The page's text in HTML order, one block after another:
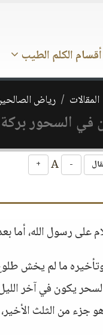
أقسام الكلم الطيب
رياض
السحور
-
+
على رسول الله، أما
ما لم يخش
يكون في آخر
جزء من الثلث